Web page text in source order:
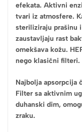
efekata. Aktivni
tvari iz atmosfere.
steriliziraju prašinu
zaustavljaju rast
omekšava kožu.
nego klasični filteri.
Najbolja apsorpcija
Filter sa aktivnim
duhanski dim,
zraku.